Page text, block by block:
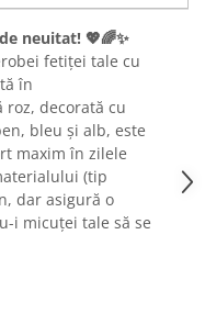
neuitat! 💖🌈✨
fetiței tale cu
în
roz, decorată cu
bleu și alb, este
maxim în zilele
(tip
dar asigură o
i micuței tale să se